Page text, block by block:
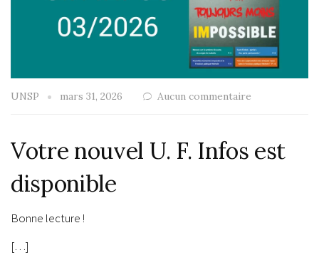
UNSP mars 31, 2026 Aucun commentaire
Votre nouvel U. F. Infos est
disponible
Bonne lecture !
[…]